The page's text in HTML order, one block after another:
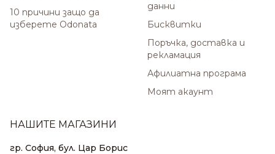
10 причини защо да
изберете Odonata
данни
Бисквитки
Поръчка, доставка и
рекламация
Афилиатна програма
Моят акаунт
НАШИТЕ МАГАЗИНИ
гр. София, бул. Цар Борис